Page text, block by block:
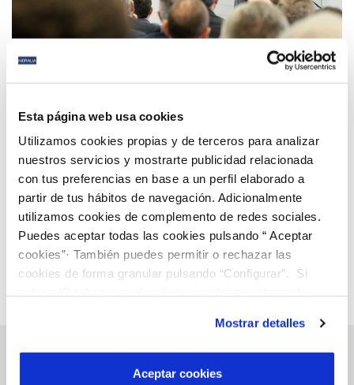
Esta página web usa cookies
Utilizamos cookies propias y de terceros para analizar
nuestros servicios y mostrarte publicidad relacionada
con tus preferencias en base a un perfil elaborado a
partir de tus hábitos de navegación. Adicionalmente
utilizamos cookies de complemento de redes sociales.
Puedes aceptar todas las cookies pulsando “ Aceptar
cookies”· También puedes permitir o rechazar las
cookies de forma granular pulsando “Configurar”. Si
son indispensables para que el sitio web funcione y que
por tanto no se pueden desactivar. Puedes consultar
más información en nuestraPolítica de Cookies
Mostrar detalles
Aceptar cookies
Cetaqua Andalucía celebra su 10º aniversario
sector del agua en la región
Página 12 de 112
Anterior Siguiente